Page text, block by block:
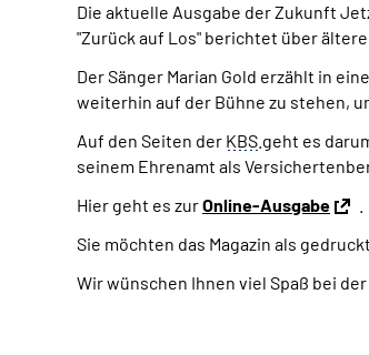
Die aktuelle Ausgabe der Zukunft
"Zurück auf Los" berichtet über
Der Sänger Marian Gold erzählt in
weiterhin auf der Bühne zu stehen,
Auf den Seiten der KBS .geht es
seinem Ehrenamt als
Hier geht es zurOnline-Ausgabe
Sie möchten das Magazin als
Wir wünschen Ihnen viel Spaß bei